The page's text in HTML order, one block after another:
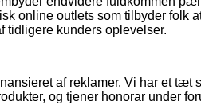
online outlets som tilbyder folk
tidligere kunders oplevelser.
af reklamer. Vi har et tæt
og tjener honorar under